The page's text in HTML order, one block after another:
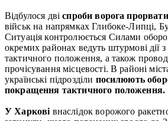
Відбулося двіспроби ворога
військ на напрямках Глибоке-Липці,
Ситуація контролюється Силами
окремих районах ведуть штурмові дії
тактичного положення, а також
прочісування місцевості. В районі
українські підрозділи посилюють
покращення тактичного положення.
У Харкові внаслідок ворожого